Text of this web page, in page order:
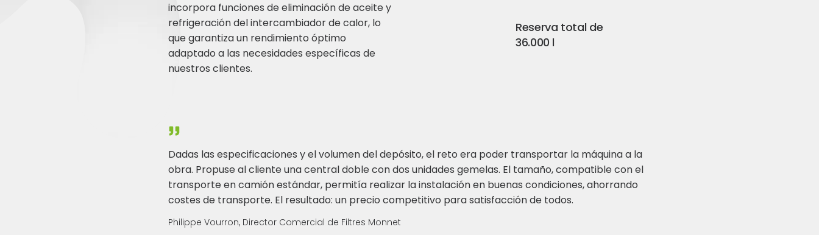
incorpora funciones de eliminación de aceite y
refrigeración del intercambiador de calor, lo
que garantiza un rendimiento óptimo
adaptado a las necesidades específicas de
nuestros clientes.
Reserva total de
36.000 l
Dadas las especificaciones y el volumen del depósito, el reto era poder transportar la máquina a la
obra. Propuse al cliente una central doble con dos unidades gemelas. El tamaño, compatible con el
transporte en camión estándar, permitía realizar la instalación en buenas condiciones, ahorrando
costes de transporte. El resultado: un precio competitivo para satisfacción de todos.
Philippe Vourron, Director Comercial de Filtres Monnet